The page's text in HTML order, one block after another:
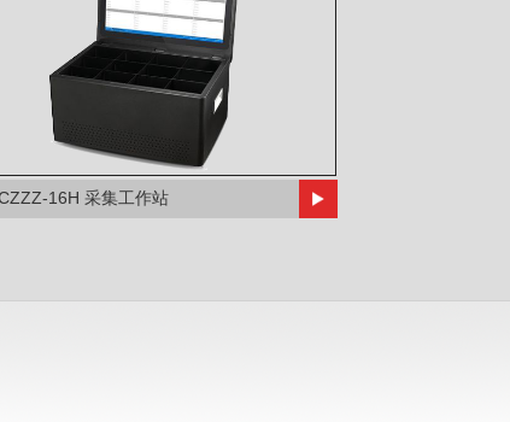
16H 采集工作站